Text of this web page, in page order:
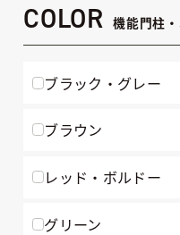
COLOR 機能門柱
ブラック・グレー
ブラウン
レッド・ボルドー
グリーン